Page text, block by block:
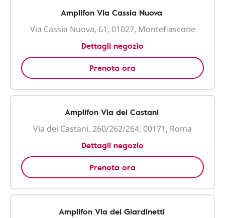
Amplifon Via Cassia Nuova
Via Cassia Nuova, 61, 01027, Montefiascone
Dettagli negozio
Prenota ora
Amplifon Via dei Castani
Via dei Castani, 260/262/264, 00171, Roma
Dettagli negozio
Prenota ora
Amplifon Via dei Giardinetti